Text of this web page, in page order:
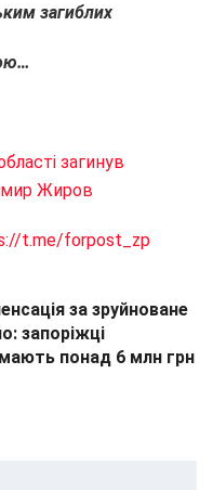
загиблих
загинув
Жиров
t.me/forpost_zp
за зруйноване
запоріжці
понад 6 млн грн